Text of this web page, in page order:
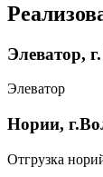
Элеватор,
Элеватор
Нории,
Отгрузка